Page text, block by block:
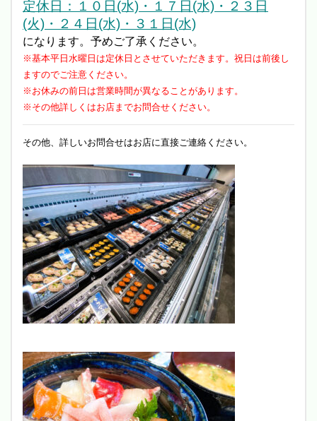
定休日：１０日(水)・１７日(水)・２３日
(火)・２４日(水)・３１日(水)
になります。予めご了承ください。
※基本平日水曜日は定休日とさせていただきます。祝日は前後し
ますのでご注意ください。
※お休みの前日は営業時間が異なることがあります。
※その他詳しくはお店までお問合せください。
その他、詳しいお問合せはお店に直接ご連絡ください。